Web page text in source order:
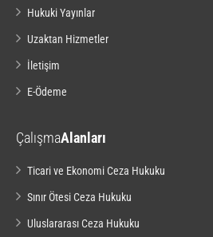
Hukuki Yayınlar
Uzaktan Hizmetler
İletişim
E-Ödeme
ÇalışmaAlanları
Ticari ve Ekonomi Ceza Hukuku
Sınır Ötesi Ceza Hukuku
Uluslararası Ceza Hukuku